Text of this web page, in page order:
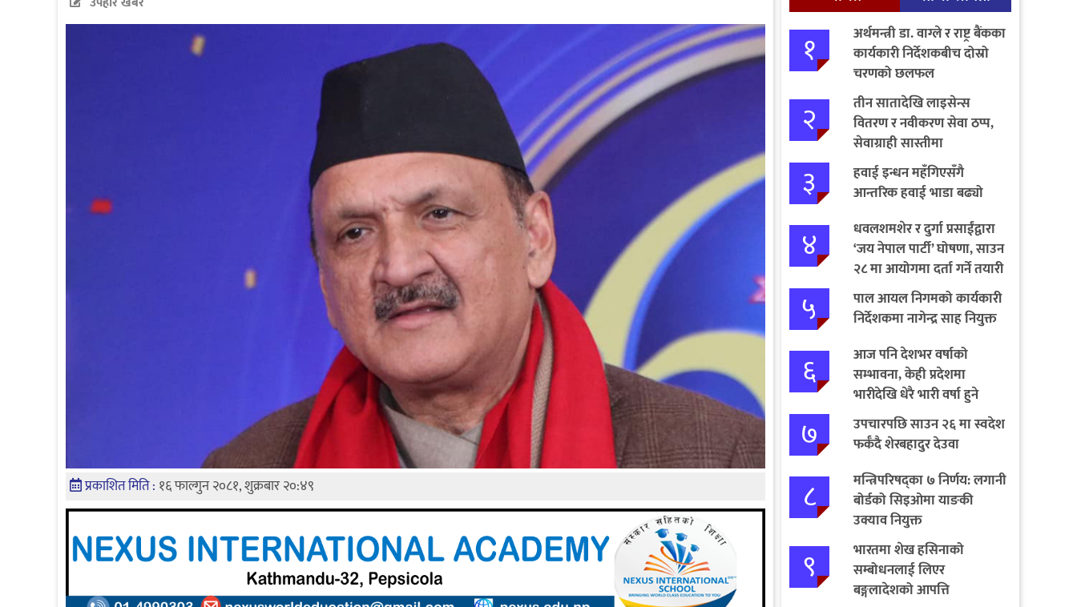
प्रकाशित मिति : १६ फाल्गुन २०८१, शुक्रबार २०:४९
१
अर्थमन्त्री डा. वाग्ले र राष्ट्र बैंकका
कार्यकारी निर्देशकबीच दोस्रो
चरणको छलफल
२
तीन सातादेखि लाइसेन्स
वितरण र नवीकरण सेवा ठप्प,
सेवाग्राही सास्तीमा
३
हवाई इन्धन महँगिएसँगै
आन्तरिक हवाई भाडा बढ्यो
४
धवलशमशेर र दुर्गा प्रसाईंद्वारा
‘जय नेपाल पार्टी’ घोषणा, साउन
२८ मा आयोगमा दर्ता गर्ने तयारी
५
पाल आयल निगमको कार्यकारी
निर्देशकमा नागेन्द्र साह नियुक्त
६
आज पनि देशभर वर्षाको
सम्भावना, केही प्रदेशमा
भारीदेखि धेरै भारी वर्षा हुने
चेतावनी
७
उपचारपछि साउन २६ मा स्वदेश
फर्कँदै शेरबहादुर देउवा
८
मन्त्रिपरिषद्का ७ निर्णय: लगानी
बोर्डको सिइओमा याङकी
उक्याव नियुक्त
९
भारतमा शेख हसिनाको
सम्बोधनलाई लिएर
बङ्गलादेशको आपत्ति